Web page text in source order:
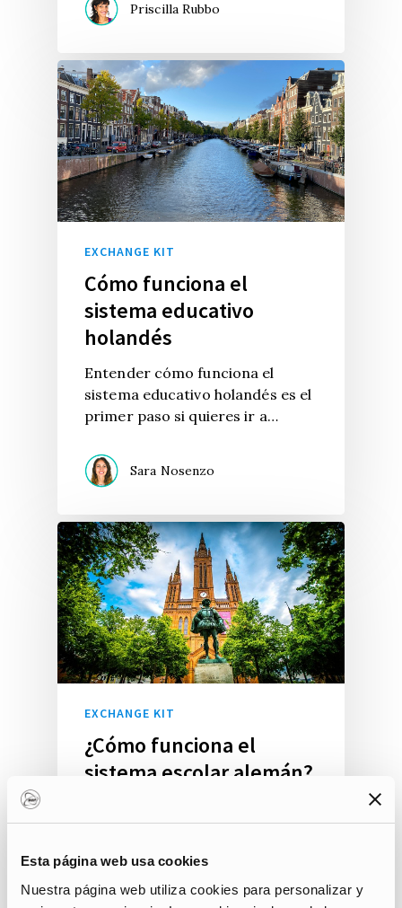
Esta página web usa cookies
Nuestra página web utiliza cookies para personalizar y
Priscilla Rubbo
EXCHANGE KIT
Cómo funciona el
sistema educativo
holandés
Entender cómo funciona el
sistema educativo holandés es el
primer paso si quieres ir a…
Sara Nosenzo
EXCHANGE KIT
¿Cómo funciona el
sistema escolar alemán?
un papel importante para el